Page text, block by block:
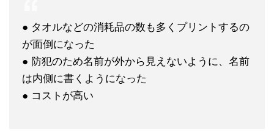
● タオルなどの消耗品の数も多くプリントするの
が面倒になった
● 防犯のため名前が外から見えないように、名前
は内側に書くようになった
● コストが高い